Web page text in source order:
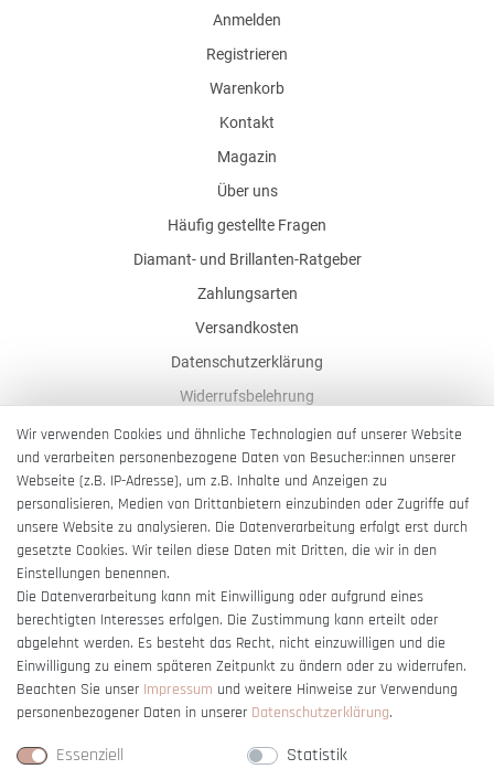
Anmelden
Registrieren
Warenkorb
Kontakt
Magazin
Über uns
Häufig gestellte Fragen
Diamant- und Brillanten-Ratgeber
Zahlungsarten
Versandkosten
Datenschutzerklärung
Widerrufsbelehrung
AGB
Impressum
Barrierefreiheitserklärung
Vertrag widerrufen
Wir verwenden Cookies und ähnliche Technologien auf unserer Website
und verarbeiten personenbezogene Daten von Besucher:innen unserer
Webseite (z.B. IP-Adresse), um z.B. Inhalte und Anzeigen zu
personalisieren, Medien von Drittanbietern einzubinden oder Zugriffe auf
unsere Website zu analysieren. Die Datenverarbeitung erfolgt erst durch
gesetzte Cookies. Wir teilen diese Daten mit Dritten, die wir in den
Einstellungen benennen.
Die Datenverarbeitung kann mit Einwilligung oder aufgrund eines
berechtigten Interesses erfolgen. Die Zustimmung kann erteilt oder
abgelehnt werden. Es besteht das Recht, nicht einzuwilligen und die
Einwilligung zu einem späteren Zeitpunkt zu ändern oder zu widerrufen.
Beachten Sie unser Impressum und weitere Hinweise zur Verwendung
personenbezogener Daten in unserer Daten­schutz­erklärung.
Essenziell Statistik